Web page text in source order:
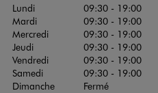
Lundi
09:30 - 19:00
Mardi
09:30 - 19:00
Mercredi
09:30 - 19:00
Jeudi
09:30 - 19:00
Vendredi
09:30 - 19:00
Samedi
09:30 - 19:00
Dimanche
Fermé